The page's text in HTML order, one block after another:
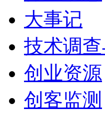
大事记
技术调
创业资源
创客监测